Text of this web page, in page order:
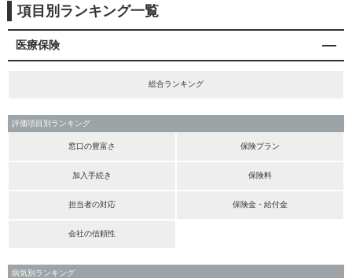
項目別ランキング一覧
医療保険
総合ランキング
評価項目別ランキング
窓口の豊富さ 保険プラン
加入手続き 保険料
担当者の対応 保険金・給付金
会社の信頼性
病気別ランキング